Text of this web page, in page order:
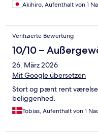
Akihiro, Aufenthalt von 1
Verifizierte Bewertung
10/10 –
26. März 2026
Mit Google übersetzen
Stort og pænt rent
beliggenhed.
Tobias, Aufenthalt von 1